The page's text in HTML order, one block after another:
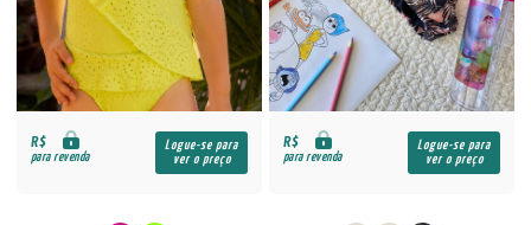
R$
para revenda
Logue-se para
ver o preço
R$
para revenda
Logue-se para
ver o preço